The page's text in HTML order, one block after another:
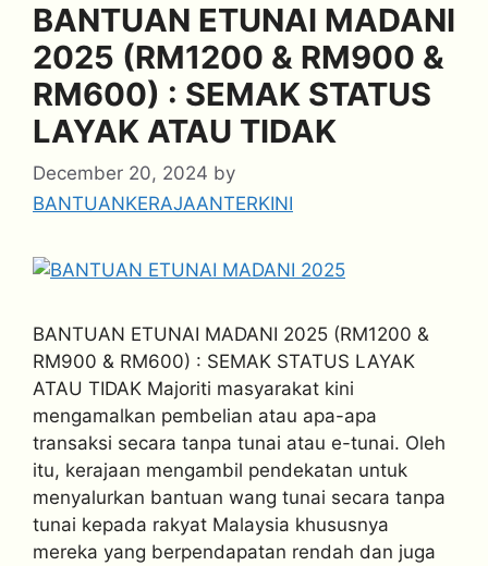
BANTUAN ETUNAI MADANI
2025 (RM1200 & RM900 &
RM600) : SEMAK STATUS
LAYAK ATAU TIDAK
December 20, 2024 by
BANTUANKERAJAANTERKINI
BANTUAN ETUNAI MADANI 2025 (RM1200 &
RM900 & RM600) : SEMAK STATUS LAYAK
ATAU TIDAK Majoriti masyarakat kini
mengamalkan pembelian atau apa-apa
transaksi secara tanpa tunai atau e-tunai. Oleh
itu, kerajaan mengambil pendekatan untuk
menyalurkan bantuan wang tunai secara tanpa
tunai kepada rakyat Malaysia khususnya
mereka yang berpendapatan rendah dan juga